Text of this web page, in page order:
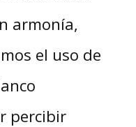
armonía,
el uso de
percibir